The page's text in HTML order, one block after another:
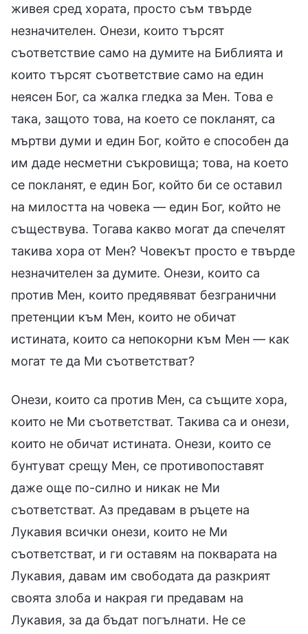
живея сред хората, просто съм твърде
незначителен. Онези, които търсят
съответствие само на думите на Библията и
които търсят съответствие само на един
неясен Бог, са жалка гледка за Мен. Това е
така, защото това, на което се покланят, са
мъртви думи и един Бог, който е способен да
им даде несметни съкровища; това, на което
се покланят, е един Бог, който би се оставил
на милостта на човека — един Бог, който не
съществува. Тогава какво могат да спечелят
такива хора от Мен? Човекът просто е твърде
незначителен за думите. Онези, които са
против Мен, които предявяват безгранични
претенции към Мен, които не обичат
истината, които са непокорни към Мен — как
могат те да Ми съответстват?
Онези, които са против Мен, са същите хора,
които не Ми съответстват. Такива са и онези,
които не обичат истината. Онези, които се
бунтуват срещу Мен, се противопоставят
даже още по-силно и никак не Ми
съответстват. Аз предавам в ръцете на
Лукавия всички онези, които не Ми
съответстват, и ги оставям на покварата на
Лукавия, давам им свободата да разкрият
своята злоба и накрая ги предавам на
Лукавия, за да бъдат погълнати. Не се